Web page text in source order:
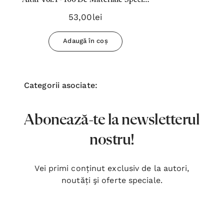
Pregatite Pt Copii...
53,00lei
Adaugă în coș
Categorii asociate:
Abonează-te la newsletterul
nostru!
Vei primi conținut exclusiv de la autori,
noutăți şi oferte speciale.